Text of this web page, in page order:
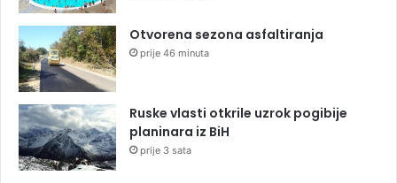
Otvorena sezona asfaltiranja
prije 46 minuta
Ruske vlasti otkrile uzrok pogibije
planinara iz BiH
prije 3 sata